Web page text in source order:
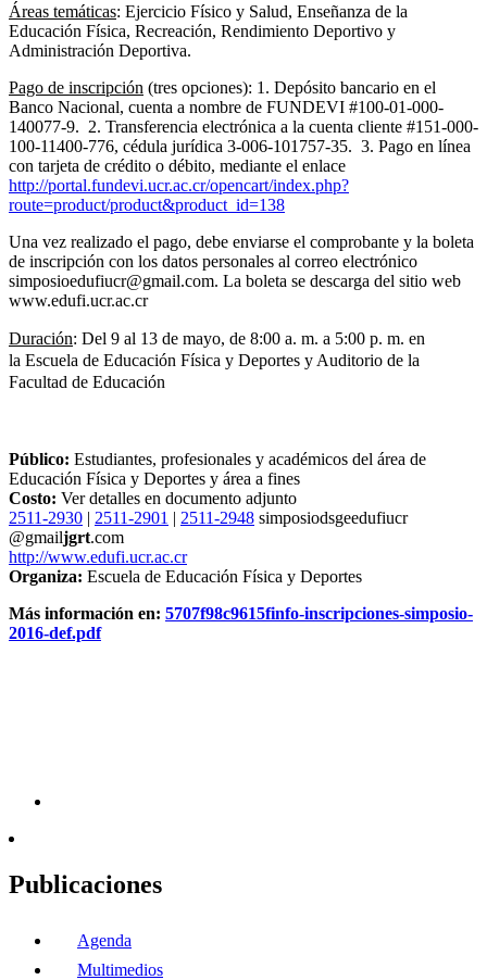
Áreas temáticas: Ejercicio Físico y Salud, Enseñanza de la
Educación Física, Recreación, Rendimiento Deportivo y
Administración Deportiva.
Pago de inscripción (tres opciones): 1. Depósito bancario en el
Banco Nacional, cuenta a nombre de FUNDEVI #100-01-000-
140077-9. 2. Transferencia electrónica a la cuenta cliente #151-000-
100-11400-776, cédula jurídica 3-006-101757-35. 3. Pago en línea
con tarjeta de crédito o débito, mediante el enlace
http://portal.fundevi.ucr.ac.cr/opencart/index.php?
route=product/product&product_id=138
Una vez realizado el pago, debe enviarse el comprobante y la boleta
de inscripción con los datos personales al correo electrónico
simposioedufiucr@gmail.com. La boleta se descarga del sitio web
www.edufi.ucr.ac.cr
Duración: Del 9 al 13 de mayo, de 8:00 a. m. a 5:00 p. m. en
la Escuela de Educación Física y Deportes y Auditorio de la
Facultad de Educación
Público: Estudiantes, profesionales y académicos del área de
Educación Física y Deportes y área a fines
Costo: Ver detalles en documento adjunto
2511-2930 | 2511-2901 | 2511-2948 simposiodsgeedufiucr
@gmailjgrt.com
http://www.edufi.ucr.ac.cr
Organiza: Escuela de Educación Física y Deportes
Más información en: 5707f98c9615finfo-inscripciones-simposio-
2016-def.pdf
Publicaciones
Agenda
Multimedios